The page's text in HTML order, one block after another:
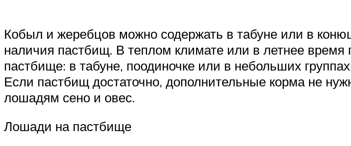
Кобыл и жеребцов можно содержать в табуне или в
наличия пастбищ. В теплом климате или в летнее время
пастбище: в табуне, поодиночке или в небольших
Если пастбищ достаточно, дополнительные корма не
лошадям сено и овес.
Лошади на пастбище